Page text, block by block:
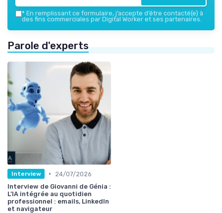
* En remplissant ce formulaire, j’accepte d’être contacté(e) à
des fins commerciales par Digital Worker et ses partenaires.
Parole d'experts
Interview •
24/07/2026
Interview de Giovanni de Génia :
L’IA intégrée au quotidien
professionnel : emails, LinkedIn
et navigateur